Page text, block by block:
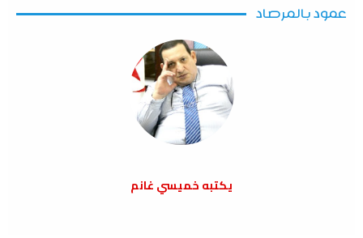
عمود بالمرصاد
يكتبه خميسي غانم